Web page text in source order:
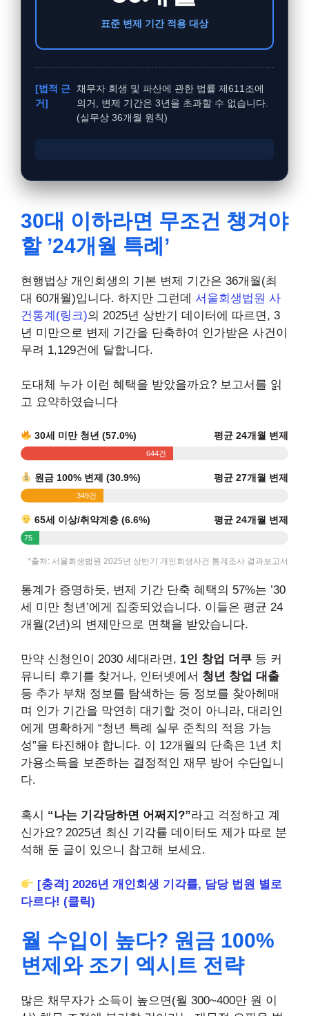
표준 변제 기간 적용 대상
[법적 근
거]
채무자 회생 및 파산에 관한 법률 제611조에
의거, 변제 기간은 3년을 초과할 수 없습니다.
(실무상 36개월 원칙)
30대 이하라면 무조건 챙겨야
할 ’24개월 특례’
현행법상 개인회생의 기본 변제 기간은 36개월(최
대 60개월)입니다. 하지만 그런데 서울회생법원 사
건통계(링크)의 2025년 상반기 데이터에 따르면, 3
년 미만으로 변제 기간을 단축하여 인가받은 사건이
무려 1,129건에 달합니다.
도대체 누가 이런 혜택을 받았을까요? 보고서를 읽
고 요약하였습니다
30세 미만 청년 (57.0%) 평균 24개월 변제
644건
원금 100% 변제 (30.9%) 평균 27개월 변제
349건
65세 이상/취약계층 (6.6%) 평균 24개월 변제
75
*출처: 서울회생법원 2025년 상반기 개인회생사건 통계조사 결과보고서
통계가 증명하듯, 변제 기간 단축 혜택의 57%는 ’30
세 미만 청년’에게 집중되었습니다. 이들은 평균 24
개월(2년)의 변제만으로 면책을 받았습니다.
만약 신청인이 2030 세대라면, 1인 창업 더쿠 등 커
뮤니티 후기를 찾거나, 인터넷에서 청년 창업 대출
등 추가 부채 정보를 탐색하는 등 정보를 찾아헤매
며 인가 기간을 막연히 대기할 것이 아니라, 대리인
에게 명확하게 “청년 특례 실무 준칙의 적용 가능
성”을 타진해야 합니다. 이 12개월의 단축은 1년 치
가용소득을 보존하는 결정적인 재무 방어 수단입니
다.
혹시 “나는 기각당하면 어쩌지?”라고 걱정하고 계
신가요? 2025년 최신 기각률 데이터도 제가 따로 분
석해 둔 글이 있으니 참고해 보세요.
[충격] 2026년 개인회생 기각률, 담당 법원 별로
다르다! (클릭)
월 수입이 높다? 원금 100%
변제와 조기 엑시트 전략
많은 채무자가 소득이 높으면(월 300~400만 원 이